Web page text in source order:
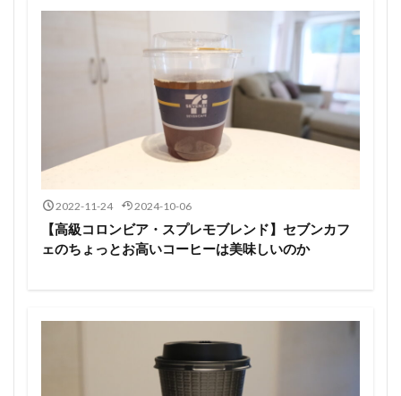
2022-11-24 2024-10-06
【高級コロンビア・スプレモブレンド】セブンカフ
ェのちょっとお高いコーヒーは美味しいのか